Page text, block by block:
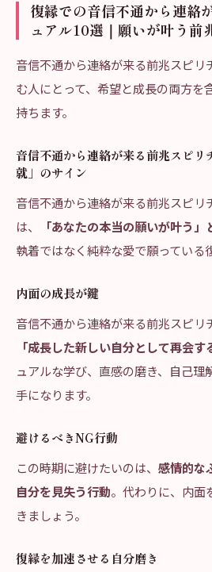
復縁での音信不通から連絡
ュアル10選｜願いが叶う前
音信不通から連絡が来る前兆スピリ
む人にとって、希望と成長の両方を
持ちます。
音信不通から連絡が来る前兆スピ
就」のサイン
音信不通から連絡が来る前兆スピリ
は、
「あなたの本当の願いが叶う
執着ではなく純粋な愛で願っている
内面の成長が鍵
音信不通から連絡が来る前兆スピリ
「成長した新しい自分として再会す
ュアルな学び、直感の磨き、自己理
手になります。
避けるべきNG行動
この時期に避けたいのは、 感情的な
自分を見失う行動。代わりに、内面
きましょう。
復縁を加速させる自分磨き